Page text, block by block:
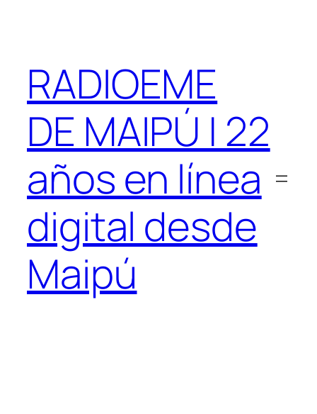
RADIOEME
DE MAIPÚ | 22
años en línea
digital desde
Maipú